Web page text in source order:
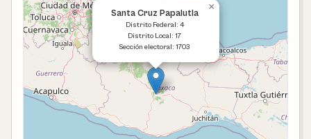
Santa Cruz Papalutla
Distrito Federal: 4
Distrito Local: 17
Sección electoral: 1703
×